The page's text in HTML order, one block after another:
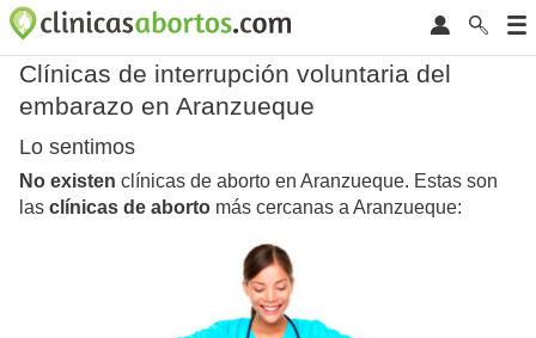
Clínicas de interrupción voluntaria del
embarazo en Aranzueque
Lo sentimos
No existen clínicas de aborto en Aranzueque. Estas son
las clínicas de aborto más cercanas a Aranzueque: